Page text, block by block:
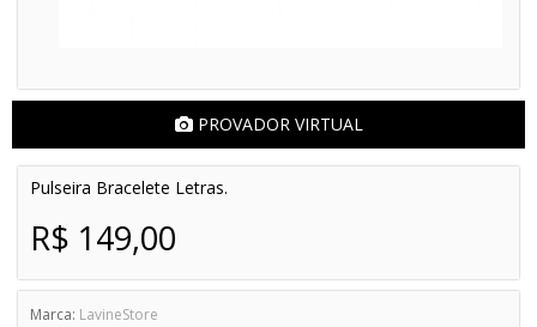
PROVADOR VIRTUAL
Pulseira Bracelete Letras.
R$ 149,00
Marca: LavineStore